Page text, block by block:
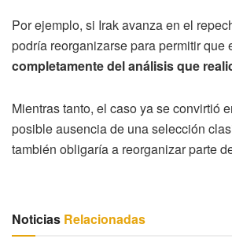
Por ejemplo, si Irak avanza en el
podría reorganizarse para permitir
completamente del análisis que
Mientras tanto, el caso ya se convirtió
posible ausencia de una selección
también obligaría a reorganizar parte
Noticias Relacionadas